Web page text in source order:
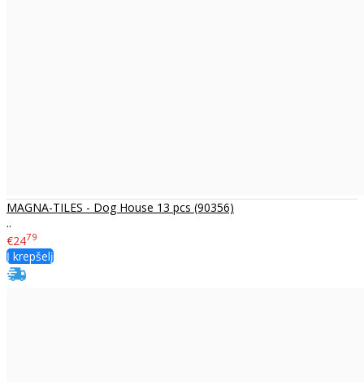
MAGNA-TILES - Dog House 13 pcs (90356)
..
€2479
Į krepšelį